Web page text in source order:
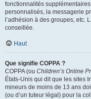
fonctionnalités
personnalisés, la messagerie
l’adhésion à des groupes, etc.
conseillée.
Haut
Que signifie COPPA ?
COPPA (ou Children’s Online
États-Unis qui dit que les sites
mineurs de moins de 13 ans
(ou d’un tuteur légal) pour la